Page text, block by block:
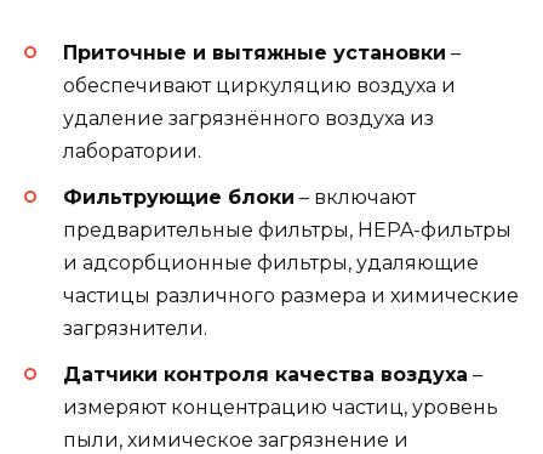
Приточные и вытяжные установки –
обеспечивают циркуляцию воздуха и
удаление загрязнённого воздуха из
лаборатории.
Фильтрующие блоки – включают
предварительные фильтры, HEPA-фильтры
и адсорбционные фильтры, удаляющие
частицы различного размера и химические
загрязнители.
Датчики контроля качества воздуха –
измеряют концентрацию частиц, уровень
пыли, химическое загрязнение и